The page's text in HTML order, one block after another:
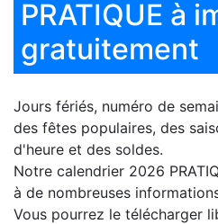
PRATIQUE à
gratuitement
Jours fériés, numéro de
des fêtes populaires, des
d'heure et des soldes.
Notre calendrier 2026
à de nombreuses
Vous pourrez le télécharger